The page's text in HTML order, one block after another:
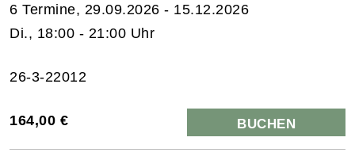
6 Termine, 29.09.2026 - 15.12.2026
Di., 18:00 - 21:00 Uhr
26-3-22012
164,00 € BUCHEN